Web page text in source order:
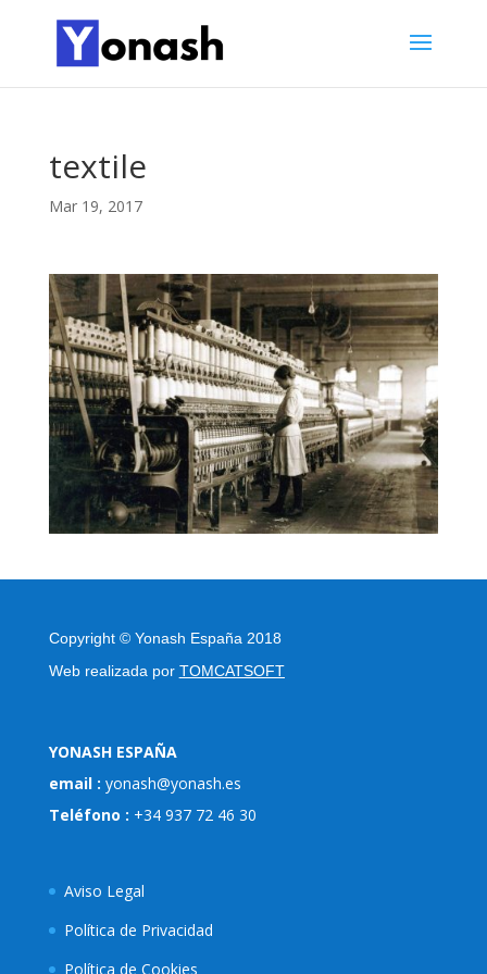
textile
Mar 19, 2017
Copyright © Yonash España 2018
Web realizada por TOMCATSOFT
YONASH ESPAÑA
email : yonash@yonash.es
Teléfono : +34 937 72 46 30
Aviso Legal
Política de Privacidad
Política de Cookies